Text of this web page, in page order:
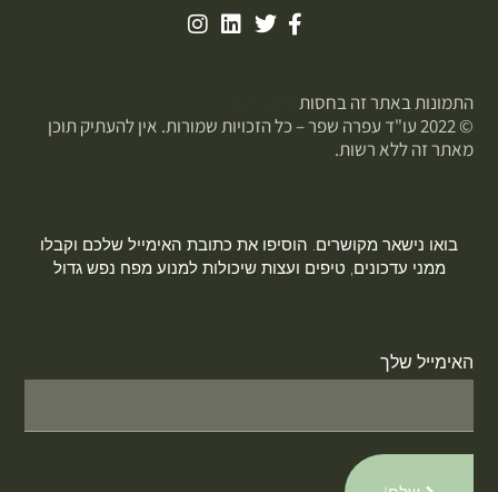
התמונות באתר זה בחסות
© 2022 עו"ד עפרה שפר – כל הזכויות שמורות. אין להעתיק תוכן
מאתר זה ללא רשות.
בואו נישאר מקושרים. הוסיפו את כתובת האימייל שלכם וקבלו
ממני עדכונים, טיפים ועצות שיכולות למנוע מפח נפש גדול
האימייל שלך